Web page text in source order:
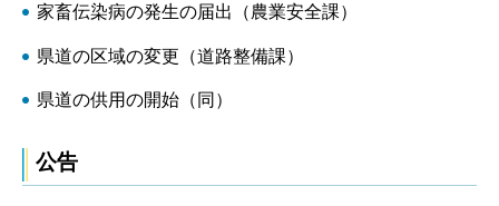
家畜伝染病の発生の届出（農業安全課）
県道の区域の変更（道路整備課）
県道の供用の開始（同）
公告